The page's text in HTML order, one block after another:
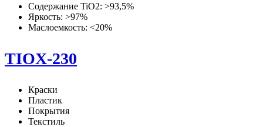
Содержание TiO2: >93,5%
Яркость: >97%
Маслоемкость: <20%
TIOX-230
Краски
Пластик
Покрытия
Текстиль